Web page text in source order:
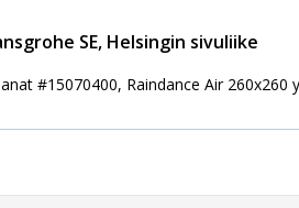
SE, Helsingin sivuliike
#15070400, Raindance Air